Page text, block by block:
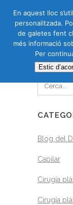
CAS
CERCA
Blog del
Capilar
Cirugía
Cirugía
En aquest lloc
personalitzada.
de galetes fent
més informació
Per
Estic